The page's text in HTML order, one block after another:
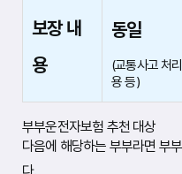
보장 내
용
동일
(교통사고 처
용 등)
부부운전자보험 추천 대상
다음에 해당하는 부부라면 부